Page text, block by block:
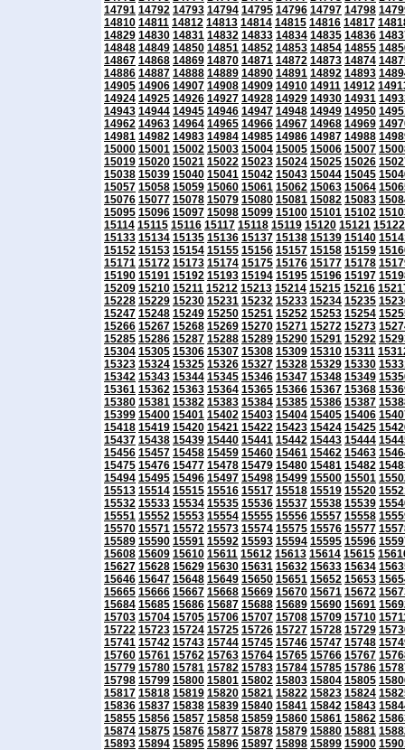
14791 14792 14793 14794 14795 14796 14797 14798
14810 14811 14812 14813 14814 14815 14816 14817
14829 14830 14831 14832 14833 14834 14835 14836
14848 14849 14850 14851 14852 14853 14854 14855
14867 14868 14869 14870 14871 14872 14873 14874
14886 14887 14888 14889 14890 14891 14892 14893
14905 14906 14907 14908 14909 14910 14911 14912
14924 14925 14926 14927 14928 14929 14930 14931
14943 14944 14945 14946 14947 14948 14949 14950
14962 14963 14964 14965 14966 14967 14968 14969
14981 14982 14983 14984 14985 14986 14987 14988
15000 15001 15002 15003 15004 15005 15006 15007
15019 15020 15021 15022 15023 15024 15025 15026
15038 15039 15040 15041 15042 15043 15044 15045
15057 15058 15059 15060 15061 15062 15063 15064
15076 15077 15078 15079 15080 15081 15082 15083
15095 15096 15097 15098 15099 15100 15101 15102
15114 15115 15116 15117 15118 15119 15120 15121 15122
15133 15134 15135 15136 15137 15138 15139 15140
15152 15153 15154 15155 15156 15157 15158 15159
15171 15172 15173 15174 15175 15176 15177 15178
15190 15191 15192 15193 15194 15195 15196 15197
15209 15210 15211 15212 15213 15214 15215 15216
15228 15229 15230 15231 15232 15233 15234 15235
15247 15248 15249 15250 15251 15252 15253 15254
15266 15267 15268 15269 15270 15271 15272 15273
15285 15286 15287 15288 15289 15290 15291 15292
15304 15305 15306 15307 15308 15309 15310 15311
15323 15324 15325 15326 15327 15328 15329 15330
15342 15343 15344 15345 15346 15347 15348 15349
15361 15362 15363 15364 15365 15366 15367 15368
15380 15381 15382 15383 15384 15385 15386 15387
15399 15400 15401 15402 15403 15404 15405 15406
15418 15419 15420 15421 15422 15423 15424 15425
15437 15438 15439 15440 15441 15442 15443 15444
15456 15457 15458 15459 15460 15461 15462 15463
15475 15476 15477 15478 15479 15480 15481 15482
15494 15495 15496 15497 15498 15499 15500 15501
15513 15514 15515 15516 15517 15518 15519 15520
15532 15533 15534 15535 15536 15537 15538 15539
15551 15552 15553 15554 15555 15556 15557 15558
15570 15571 15572 15573 15574 15575 15576 15577
15589 15590 15591 15592 15593 15594 15595 15596
15608 15609 15610 15611 15612 15613 15614 15615
15627 15628 15629 15630 15631 15632 15633 15634
15646 15647 15648 15649 15650 15651 15652 15653
15665 15666 15667 15668 15669 15670 15671 15672
15684 15685 15686 15687 15688 15689 15690 15691
15703 15704 15705 15706 15707 15708 15709 15710
15722 15723 15724 15725 15726 15727 15728 15729
15741 15742 15743 15744 15745 15746 15747 15748
15760 15761 15762 15763 15764 15765 15766 15767
15779 15780 15781 15782 15783 15784 15785 15786
15798 15799 15800 15801 15802 15803 15804 15805
15817 15818 15819 15820 15821 15822 15823 15824
15836 15837 15838 15839 15840 15841 15842 15843
15855 15856 15857 15858 15859 15860 15861 15862
15874 15875 15876 15877 15878 15879 15880 15881
15893 15894 15895 15896 15897 15898 15899 15900